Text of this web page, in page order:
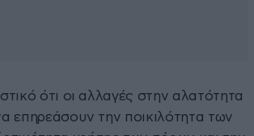
ότι οι αλλαγές στην αλατότητα
επηρεάσουν την ποικιλότητα των